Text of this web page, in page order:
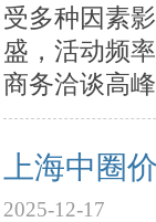
受多种因素
盛，活动频
商务洽谈高
上海中圈
2025-12-17